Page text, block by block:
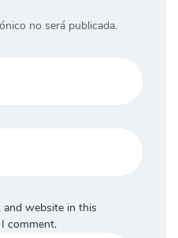
no será publicada.
and website in this
comment.